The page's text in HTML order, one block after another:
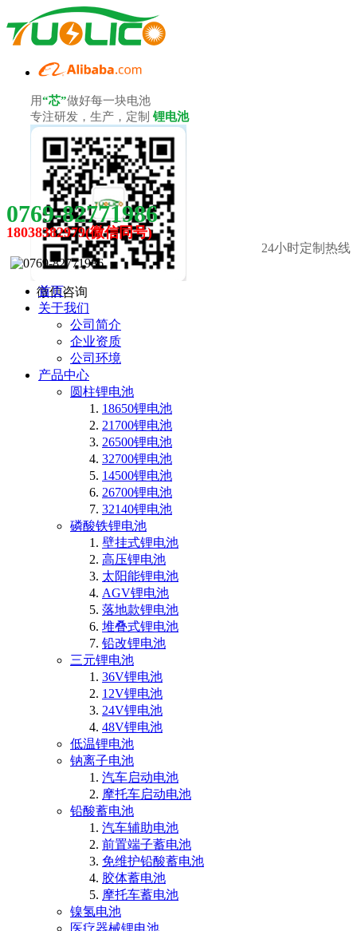
用“芯”做好每一块电池
专注研发，生产，定制 锂电池
微信咨询
0769-82771986
18038382979(微信同号)
24小时定制热线
首页
关于我们
公司简介
企业资质
公司环境
产品中心
圆柱锂电池
18650锂电池
21700锂电池
26500锂电池
32700锂电池
14500锂电池
26700锂电池
32140锂电池
磷酸铁锂电池
壁挂式锂电池
高压锂电池
太阳能锂电池
AGV锂电池
落地款锂电池
堆叠式锂电池
铅改锂电池
三元锂电池
36V锂电池
12V锂电池
24V锂电池
48V锂电池
低温锂电池
钠离子电池
汽车启动电池
摩托车启动电池
铅酸蓄电池
汽车辅助电池
前置端子蓄电池
免维护铅酸蓄电池
胶体蓄电池
摩托车蓄电池
镍氢电池
医疗器械锂电池